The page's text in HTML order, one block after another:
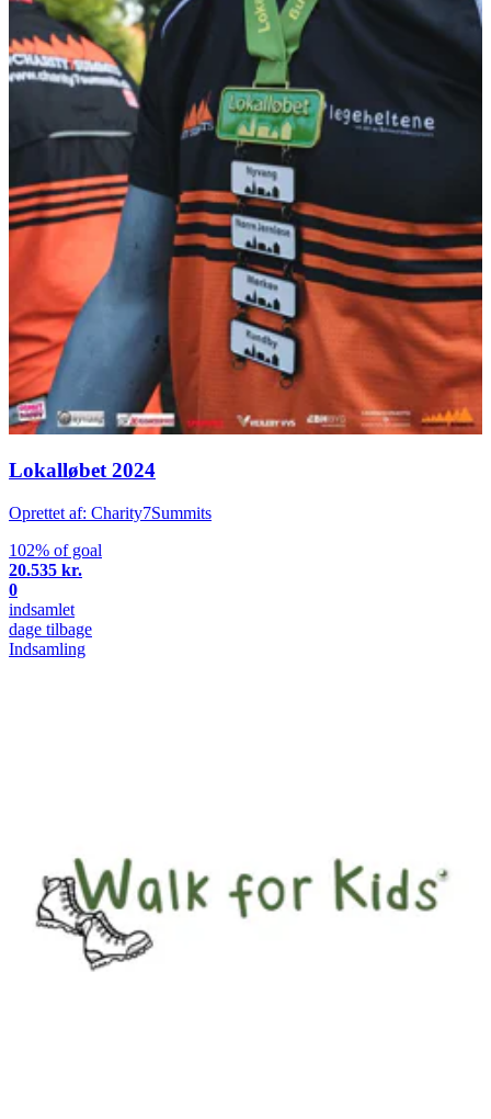
Lokalløbet 2024
Oprettet af: Charity7Summits
102% of goal
20.535 kr.
0
indsamlet
dage tilbage
Indsamling